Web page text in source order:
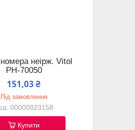
неірж. Vitol
РН-70050
151,03 ₴
Під замовлення
00000023158
Купити